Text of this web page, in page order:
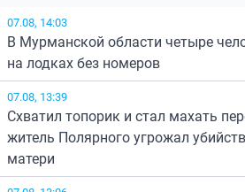
07.08, 14:03
В Мурманской области четыре
на лодках без номеров
07.08, 13:39
Схватил топорик и стал махать
житель Полярного угрожал
матери